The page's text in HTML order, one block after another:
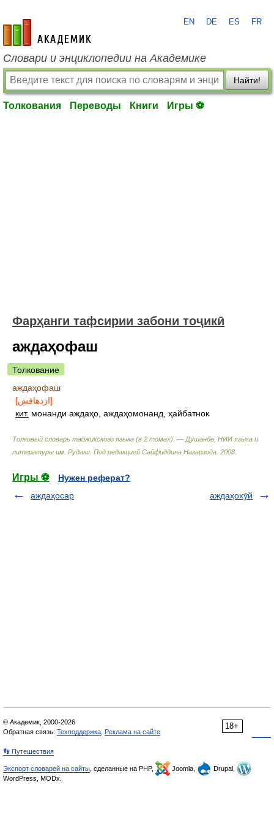
academic.ru
EN DE ES FR
Словари и энциклопедии на Академике
Найти!
Толкования Переводы Книги Игры ⚽
Фарҳанги тафсирии забони тоҷикӣ
аждаҳофаш
Толкование
аждаҳофаш
[اژدهافش]
кит. монанди аждаҳо, аждаҳомонанд, ҳайбатнок
Толковый словарь таджикского языка (в 2 томах). — Душанбе, НИИ языка и
литературы им. Рудаки Под редакцией Сайфиддина Назарзода 2008
Игры ⚽
Нужен реферат?
аждаҳосар
аждаҳохӯй
18+
© Академик, 2000-2026
Обратная связь: Техподдержка Реклама на сайте
👣 Путешествия
Экспорт словарей на сайты , сделанные на PHP, Joomla,
Drupal,
WordPress, MODx.